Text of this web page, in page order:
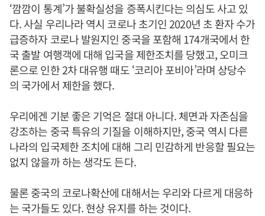
‘깜깜이 통계’가 불확실성을 증폭시킨다는 의심도 사고 있
다. 사실 우리나라 역시 코로나 초기인 2020년 초 환자 수가
급증하자 코로나 발원지인 중국을 포함해 174개국에서 한
국 출발 여행객에 대해 입국을 제한조치를 당했고, 오미크
론으로 인한 2차 대유행 때도 ‘코리아 포비아’라며 상당수
의 국가에서 제한을 했다.
우리에겐 기분 좋은 기억은 절대 아니다. 체면과 자존심을
강조하는 중국 특유의 기질을 이해하지만, 중국 역시 다른
나라의 입국제한 조치에 대해 그리 민감하게 반응할 필요는
없지 않을까 하는 생각도 든다.
물론 중국의 코로나확산에 대해서는 우리와 다르게 대응하
는 국가들도 있다. 현상 유지를 하는 것이다.